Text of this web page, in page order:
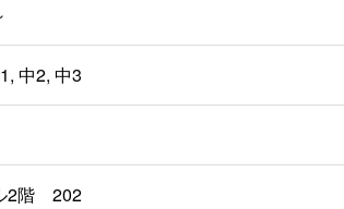
中2, 中3
2階 202